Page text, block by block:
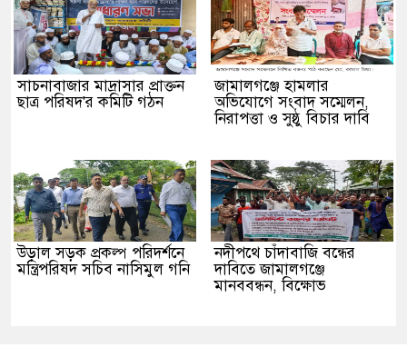
সাচনাবাজার মাদ্রাসার প্রাক্তন
ছাত্র পরিষদ'র কমিটি গঠন
জামালগঞ্জে হামলার
অভিযোগে সংবাদ সম্মেলন,
নিরাপত্তা ও সুষ্ঠু বিচার দাবি
উড়াল সড়ক প্রকল্প পরিদর্শনে
মন্ত্রিপরিষদ সচিব নাসিমুল গনি
নদীপথে চাঁদাবাজি বন্ধের
দাবিতে জামালগঞ্জে
মানববন্ধন, বিক্ষোভ